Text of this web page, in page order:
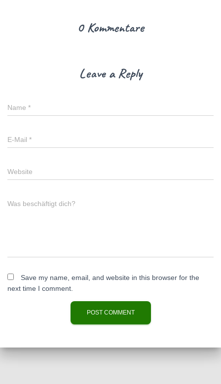
0 Kommentare
Leave a Reply
Name *
E-Mail *
Website
Was beschäftigt dich?
Save my name, email, and website in this browser for the
next time I comment.